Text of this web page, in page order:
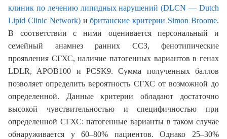
клиник по лечению липидных нарушений (DLCN — Dutch
Lipid Clinic Network)ибританские критерии Simon Broome.
В соответствии с ними оценивается персональный и
семейный анамнез ранних ССЗ, фенотипические
проявления СГХС, наличие патогенных вариантов в генах
LDLR, APOB100 и PCSK9. Сумма полученных баллов
позволяет определить вероятность СГХС от возможной до
определенной. Данные критерии обладают достаточно
высокой чувствительностью и специфичностью при
определенной СГХС: патогенные варианты в таком случае
обнаруживается у 60–80% пациентов. Однако 25–30%